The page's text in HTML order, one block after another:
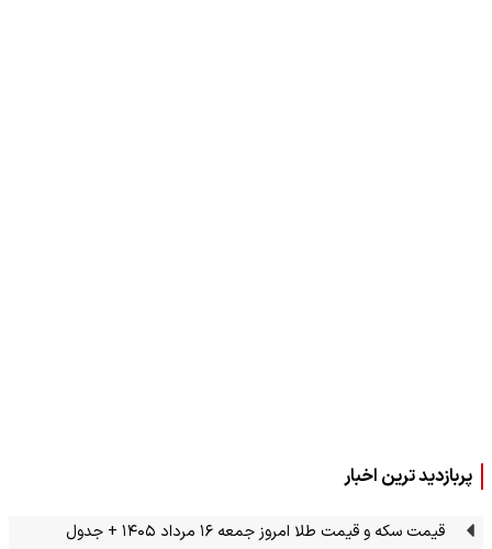
پربازدید ترین اخبار
قیمت سکه و قیمت طلا امروز جمعه ۱۶ مرداد ۱۴۰۵ + جدول